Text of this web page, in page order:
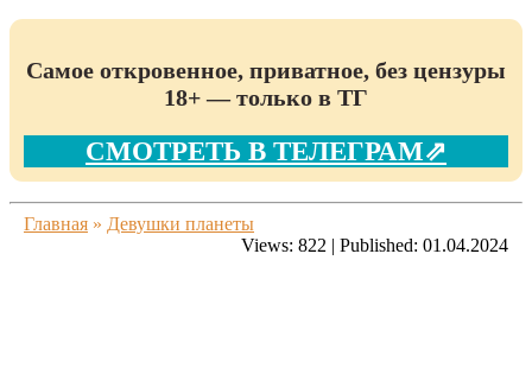
Самое откровенное, приватное, без цензуры
18+ — только в ТГ
СМОТРЕТЬ В ТЕЛЕГРАМ⇗
Главная » Девушки планеты
Views: 822 | Published: 01.04.2024